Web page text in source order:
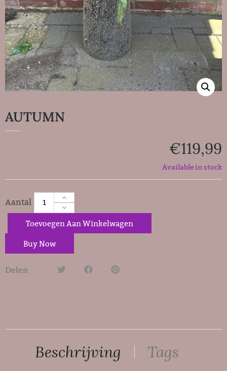
AUTUMN
€119,99
Available in stock
Toevoegen Aan Winkelwagen
Buy Now
Delen
Beschrijving Tags